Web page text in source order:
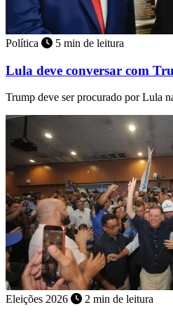
Política 5 min de leitura
Lula deve conversar com
Trump deve ser procurado por Lula
Eleições 2026 2 min de leitura